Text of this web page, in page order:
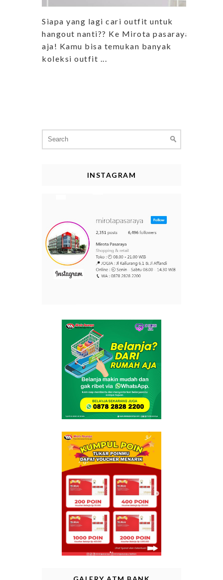
Siapa yang lagi cari outfit untuk
hangout nanti?? Ke Mirota pasaraya
aja! Kamu bisa temukan banyak
koleksi outfit ...
for:
INSTAGRAM